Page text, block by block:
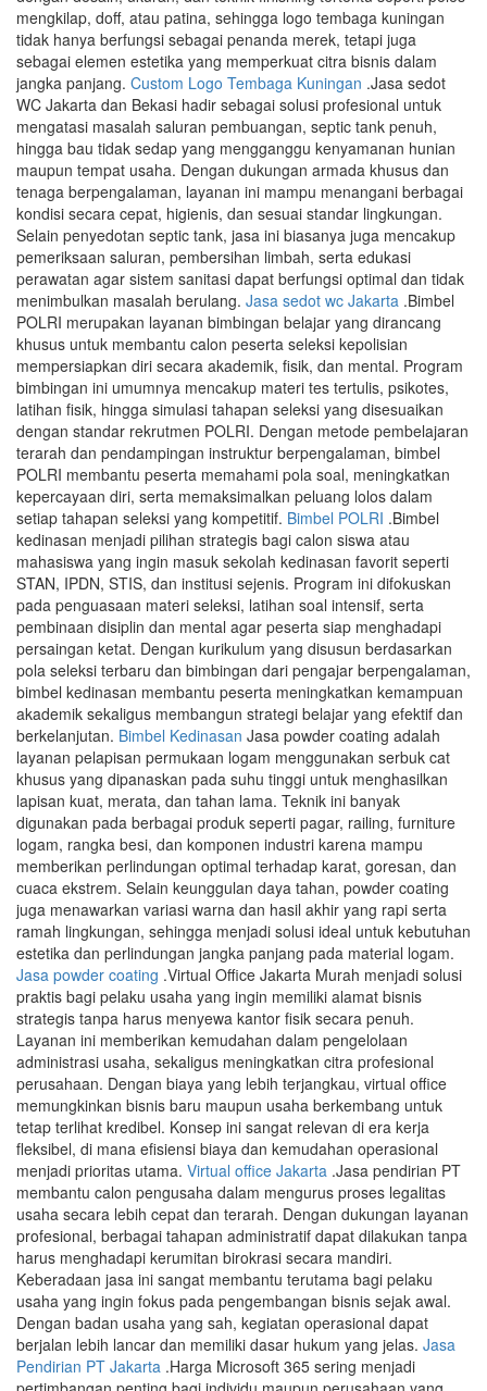
mengkilap, doff, atau patina, sehingga logo tembaga kuningan
tidak hanya berfungsi sebagai penanda merek, tetapi juga
sebagai elemen estetika yang memperkuat citra bisnis dalam
jangka panjang. Custom Logo Tembaga Kuningan .Jasa sedot
WC Jakarta dan Bekasi hadir sebagai solusi profesional untuk
mengatasi masalah saluran pembuangan, septic tank penuh,
hingga bau tidak sedap yang mengganggu kenyamanan hunian
maupun tempat usaha. Dengan dukungan armada khusus dan
tenaga berpengalaman, layanan ini mampu menangani berbagai
kondisi secara cepat, higienis, dan sesuai standar lingkungan.
Selain penyedotan septic tank, jasa ini biasanya juga mencakup
pemeriksaan saluran, pembersihan limbah, serta edukasi
perawatan agar sistem sanitasi dapat berfungsi optimal dan tidak
menimbulkan masalah berulang. Jasa sedot wc Jakarta .Bimbel
POLRI merupakan layanan bimbingan belajar yang dirancang
khusus untuk membantu calon peserta seleksi kepolisian
mempersiapkan diri secara akademik, fisik, dan mental. Program
bimbingan ini umumnya mencakup materi tes tertulis, psikotes,
latihan fisik, hingga simulasi tahapan seleksi yang disesuaikan
dengan standar rekrutmen POLRI. Dengan metode pembelajaran
terarah dan pendampingan instruktur berpengalaman, bimbel
POLRI membantu peserta memahami pola soal, meningkatkan
kepercayaan diri, serta memaksimalkan peluang lolos dalam
setiap tahapan seleksi yang kompetitif. Bimbel POLRI .Bimbel
kedinasan menjadi pilihan strategis bagi calon siswa atau
mahasiswa yang ingin masuk sekolah kedinasan favorit seperti
STAN, IPDN, STIS, dan institusi sejenis. Program ini difokuskan
pada penguasaan materi seleksi, latihan soal intensif, serta
pembinaan disiplin dan mental agar peserta siap menghadapi
persaingan ketat. Dengan kurikulum yang disusun berdasarkan
pola seleksi terbaru dan bimbingan dari pengajar berpengalaman,
bimbel kedinasan membantu peserta meningkatkan kemampuan
akademik sekaligus membangun strategi belajar yang efektif dan
berkelanjutan. Bimbel Kedinasan Jasa powder coating adalah
layanan pelapisan permukaan logam menggunakan serbuk cat
khusus yang dipanaskan pada suhu tinggi untuk menghasilkan
lapisan kuat, merata, dan tahan lama. Teknik ini banyak
digunakan pada berbagai produk seperti pagar, railing, furniture
logam, rangka besi, dan komponen industri karena mampu
memberikan perlindungan optimal terhadap karat, goresan, dan
cuaca ekstrem. Selain keunggulan daya tahan, powder coating
juga menawarkan variasi warna dan hasil akhir yang rapi serta
ramah lingkungan, sehingga menjadi solusi ideal untuk kebutuhan
estetika dan perlindungan jangka panjang pada material logam.
Jasa powder coating .Virtual Office Jakarta Murah menjadi solusi
praktis bagi pelaku usaha yang ingin memiliki alamat bisnis
strategis tanpa harus menyewa kantor fisik secara penuh.
Layanan ini memberikan kemudahan dalam pengelolaan
administrasi usaha, sekaligus meningkatkan citra profesional
perusahaan. Dengan biaya yang lebih terjangkau, virtual office
memungkinkan bisnis baru maupun usaha berkembang untuk
tetap terlihat kredibel. Konsep ini sangat relevan di era kerja
fleksibel, di mana efisiensi biaya dan kemudahan operasional
menjadi prioritas utama. Virtual office Jakarta .Jasa pendirian PT
membantu calon pengusaha dalam mengurus proses legalitas
usaha secara lebih cepat dan terarah. Dengan dukungan layanan
profesional, berbagai tahapan administratif dapat dilakukan tanpa
harus menghadapi kerumitan birokrasi secara mandiri.
Keberadaan jasa ini sangat membantu terutama bagi pelaku
usaha yang ingin fokus pada pengembangan bisnis sejak awal.
Dengan badan usaha yang sah, kegiatan operasional dapat
berjalan lebih lancar dan memiliki dasar hukum yang jelas. Jasa
Pendirian PT Jakarta .Harga Microsoft 365 sering menjadi